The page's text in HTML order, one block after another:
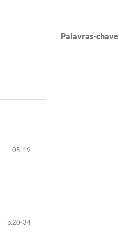
05-19
p.20-34
Palavras-chave